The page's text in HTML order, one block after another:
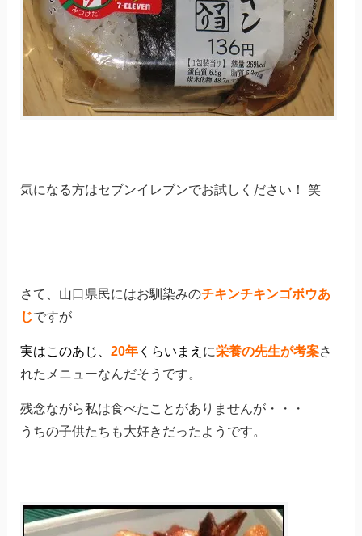
気になる方はセブンイレブンでお試しください！ 笑
さて、山口県民にはお馴染みのチキンチキンゴボウあ
じですが
実はこのあじ、 20年くらいまえ に栄養の先生が考案さ
れたメニューなんだそうです。
残念ながら私は食べたことがありませんが・・・
うちの子供たちも大好きだったようです。